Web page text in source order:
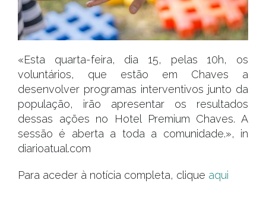
«Esta quarta-feira, dia 15, pelas 10h, os
voluntários, que estão em Chaves a
desenvolver programas interventivos junto da
população, irão apresentar os resultados
dessas ações no Hotel Premium Chaves. A
sessão é aberta a toda a comunidade.», in
diarioatual.com
Para aceder à notícia completa, clique aqui